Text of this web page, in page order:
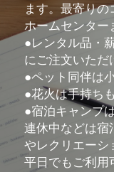
ます。最寄りの
ホームセンター
●レンタル品・
にご注文いただ
●ペット同伴は
●花火は手持ち
●宿泊キャンプ
連休中などは宿
やレクリエーシ
平日でもご利用